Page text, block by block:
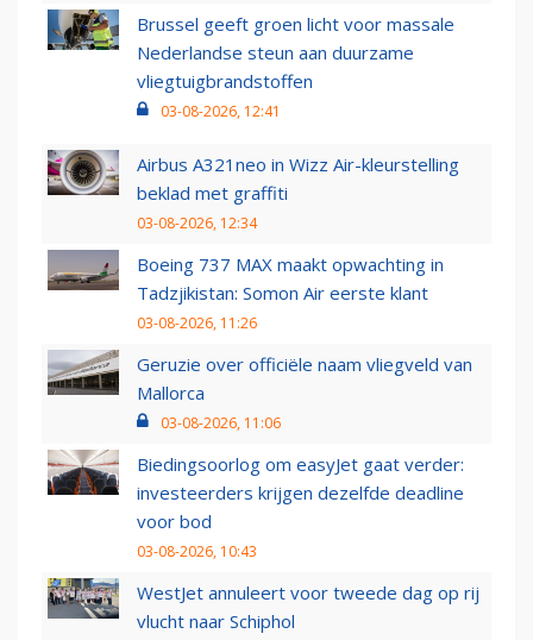
Brussel geeft groen licht voor massale
Nederlandse steun aan duurzame
vliegtuigbrandstoffen
03-08-2026, 12:41
Airbus A321neo in Wizz Air-kleurstelling
beklad met graffiti
03-08-2026, 12:34
Boeing 737 MAX maakt opwachting in
Tadzjikistan: Somon Air eerste klant
03-08-2026, 11:26
Geruzie over officiële naam vliegveld van
Mallorca
03-08-2026, 11:06
Biedingsoorlog om easyJet gaat verder:
investeerders krijgen dezelfde deadline
voor bod
03-08-2026, 10:43
WestJet annuleert voor tweede dag op rij
vlucht naar Schiphol